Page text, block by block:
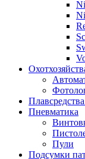
Пневматика
Пули
Подсумки